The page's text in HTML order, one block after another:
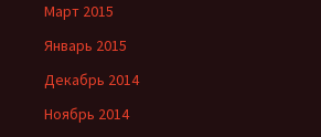
Март 2015
Январь 2015
Декабрь 2014
Ноябрь 2014